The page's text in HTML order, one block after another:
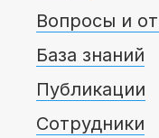
Вопросы и
База знаний
Публикации
Сотрудники